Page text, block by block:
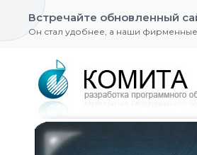
Встречайте обновленный
Он стал удобнее, а наши